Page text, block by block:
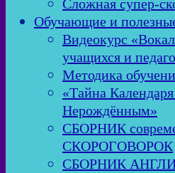
Сложная супер-
Обучающие и
Видеокурс
учащихся и
Методика
«Тайна
Нерождённым»
СБОРНИК
СКОРОГОВОРОК
СБОРНИК